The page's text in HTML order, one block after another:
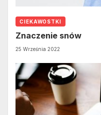
CIEKAWOSTKI
Znaczenie snów
25 Września 2022